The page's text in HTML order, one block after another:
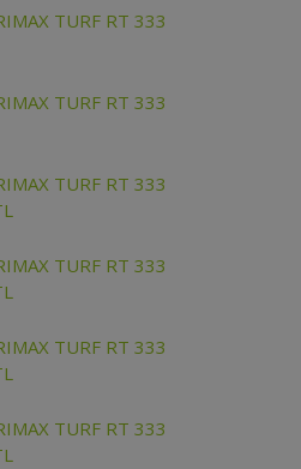
TURF RT 333
TURF RT 333
TURF RT 333
TURF RT 333
TURF RT 333
TURF RT 333